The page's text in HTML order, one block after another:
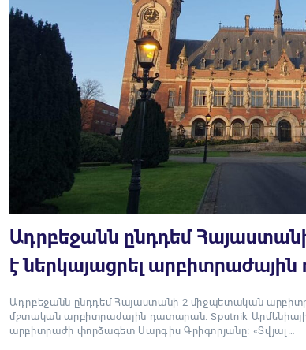
Ադրբեջանն ընդդեմ
է ներկայացրել
Ադրբեջանն ընդդեմ Հայաստանի 2 միջպետական
մշտական արբիտրաժային դատարան: Sputnik
արբիտրաժի փորձագետ Սարգիս Գրիգորյանը։ «Տվյալ…